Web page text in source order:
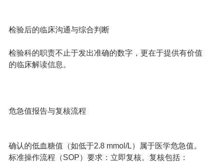
检验后的临床沟通与综合判断
检验科的职责不止于发出准确的数字，更在于提供有价值
的临床解读信息。
危急值报告与复核流程
确认的低血糖值（如低于2.8 mmol/L）属于医学危急值。
标准操作流程（SOP）要求：立即复核。复核包括：